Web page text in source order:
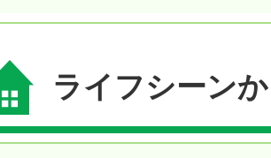
ライフシーン